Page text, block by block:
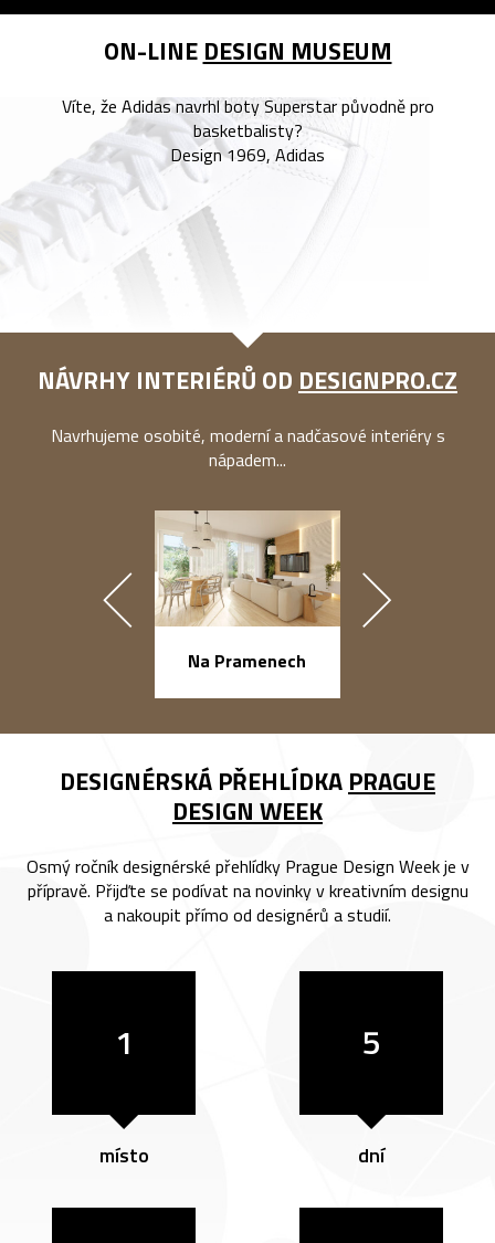
ON-LINE DESIGN MUSEUM
Víte, že Adidas navrhl boty Superstar původně pro
basketbalisty?
Design 1969, Adidas
NÁVRHY INTERIÉRŮ OD DESIGNPRO.CZ
Navrhujeme osobité, moderní a nadčasové interiéry s
nápadem...
Na Pramenech
DESIGNÉRSKÁ PŘEHLÍDKA PRAGUE
DESIGN WEEK
Osmý ročník designérské přehlídky Prague Design Week je v
přípravě. Přijďte se podívat na novinky v kreativním designu
a nakoupit přímo od designérů a studií.
1
místo
5
dní